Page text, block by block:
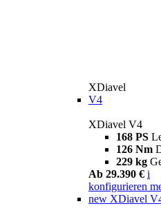
XDiavel
V4
XDiavel V4
168 PS
126 Nm
229 kg
Ab 29.390 € i
konfigurieren
new XDiavel